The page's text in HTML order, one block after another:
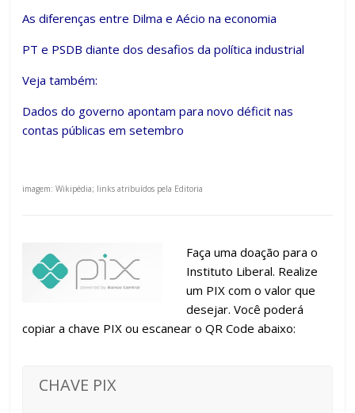
As diferenças entre Dilma e Aécio na economia
PT e PSDB diante dos desafios da política industrial
Veja também:
Dados do governo apontam para novo déficit nas
contas públicas em setembro
imagem: Wikipédia; links atribuídos pela Editoria
Faça uma doação para o
Instituto Liberal. Realize
um PIX com o valor que
desejar. Você poderá
copiar a chave PIX ou escanear o QR Code abaixo:
CHAVE PIX